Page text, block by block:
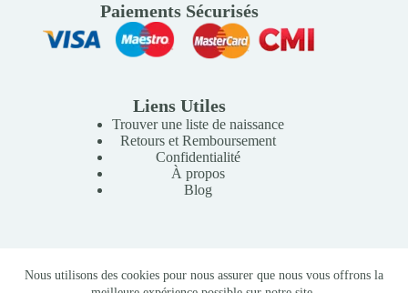
Nous utilisons des cookies pour nous assurer que nous vous offrons la
Paiements Sécurisés
Liens Utiles
Trouver une liste de naissance
Retours et Remboursement
Confidentialité
À propos
Blog
Copyright © 2026 Mille Lunes - Création du site :
Baptiste
-Conditions Générales de Vente